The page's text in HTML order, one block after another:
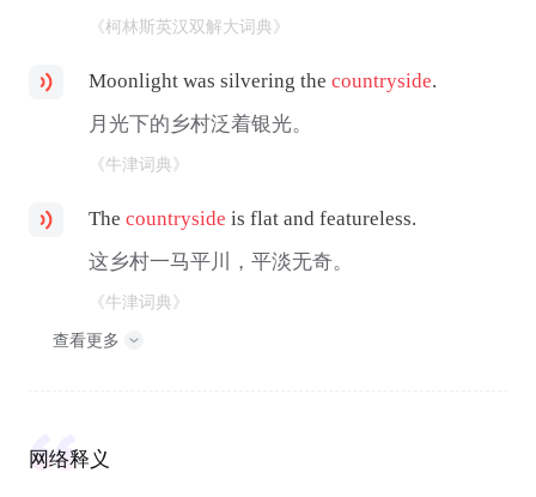
《柯林斯英汉双解大词典》
Moonlight was silvering thecountryside.
月光下的乡村泛着银光。
《牛津词典》
Thecountryside is flat and featureless.
这乡村一马平川，平淡无奇。
《牛津词典》
查看更多
网络释义